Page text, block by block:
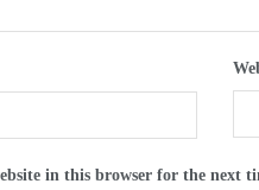
in this browser for the next